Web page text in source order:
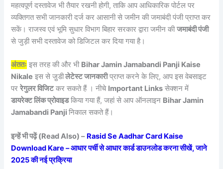
महत्वपूर्ण दस्तावेज भी तैयार रखनी होगी, ताकि आप आधिकारिक पोर्टल पर
व्यक्तिगत सभी जानकारी दर्ज कर आसानी से जमीन की जमाबंदी पंजी प्राप्त कर
सकें। राजस्व एवं भूमि सुधार विभाग बिहार सरकार द्वारा जमीन कीजमाबंदी पंजी
से जुड़ी सभी दस्तावेज को डिजिटल कर दिया गया है।
अंततः इस तरह की और भी Bihar Jamin Jamabandi Panji Kaise
Nikale इस से जु़डीलेटेस्ट जानकारीप्राप्त करने के लिए, आप इस वेबसाइट
पररेगुलर विजिटकर सकते हैं । नीचे Important Links सेक्शन में
डायरेक्ट लिंक प्रोवाइडकिया गया हैं, जहां से आप ऑनलाइन Bihar Jamin
Jamabandi Panjiनिकाल सकते हैं।
इन्हें भी पढ़ें (Read Also) – Rasid Se Aadhar Card Kaise
Download Kare – आधार पर्ची से आधार कार्ड डाउनलोड करना सीखें, जाने
2025 की नई प्रक्रिया